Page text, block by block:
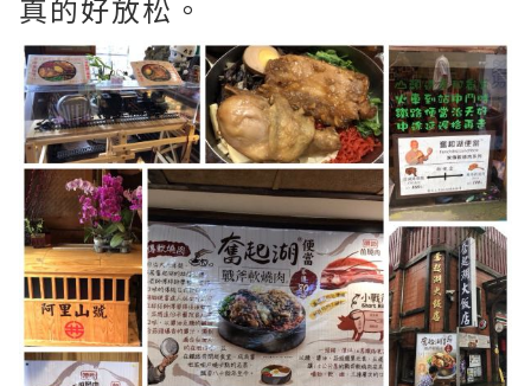
真的好放松。